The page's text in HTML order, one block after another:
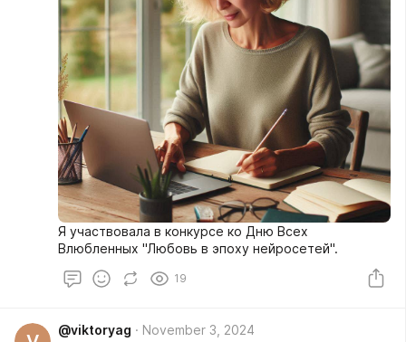
Я участвовала в конкурсе ко Дню Всех
Влюбленных "Любовь в эпоху нейросетей".
19
@viktoryag November 3, 2024